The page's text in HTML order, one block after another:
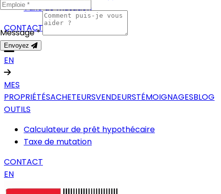
Taxe de mutation
CONTACT
EN
MES
PROPRIÉTÉSACHETEURSVENDEURSTÉMOIGNAGESBLOG
OUTILS
Calculateur de prêt hypothécaire
Taxe de mutation
CONTACT
EN
Message *
Envoyez